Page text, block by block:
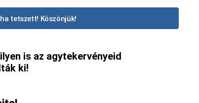
tetszett! Köszönjük!
is az agytekervényeid
ki!